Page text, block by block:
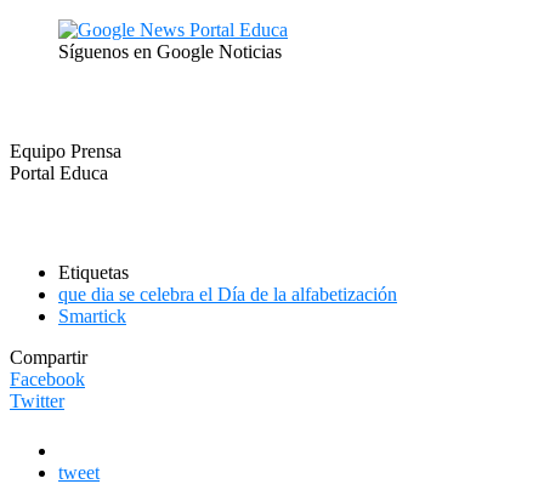
Síguenos en Google Noticias
Equipo Prensa
Portal Educa
Etiquetas
que dia se celebra el Día de la alfabetización
Smartick
Compartir
Facebook
Twitter
tweet